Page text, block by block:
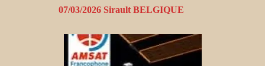
07/03/2026 Sirault BELGIQUE